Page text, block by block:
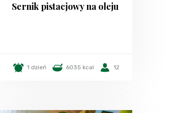
Sernik pistacjowy na oleju
1 dzień 6035 kcal 12